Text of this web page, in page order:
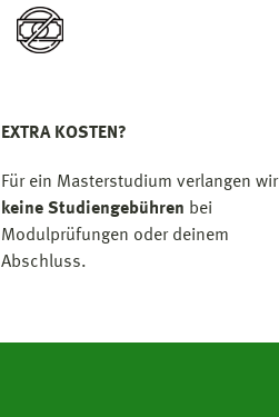
EXTRA KOSTEN?
Für ein Masterstudium verlangen wir
keine Studiengebühren bei
Modulprüfungen oder deinem
Abschluss.